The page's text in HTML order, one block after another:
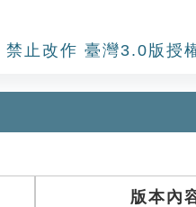
止改作 臺灣3.0版授
版本內